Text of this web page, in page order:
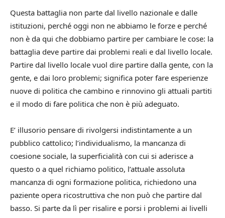
Questa battaglia non parte dal livello nazionale e dalle
istituzioni, perché oggi non ne abbiamo le forze e perché
non è da qui che dobbiamo partire per cambiare le cose: la
battaglia deve partire dai problemi reali e dal livello locale.
Partire dal livello locale vuol dire partire dalla gente, con la
gente, e dai loro problemi; significa poter fare esperienze
nuove di politica che cambino e rinnovino gli attuali partiti
e il modo di fare politica che non è più adeguato.
E’ illusorio pensare di rivolgersi indistintamente a un
pubblico cattolico; l’individualismo, la mancanza di
coesione sociale, la superficialità con cui si aderisce a
questo o a quel richiamo politico, l’attuale assoluta
mancanza di ogni formazione politica, richiedono una
paziente opera ricostruttiva che non può che partire dal
basso. Si parte da lì per risalire e porsi i problemi ai livelli